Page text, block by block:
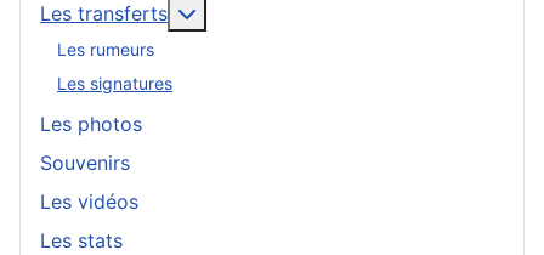
Les transferts
Les rumeurs
Les signatures
Les photos
Souvenirs
Les vidéos
Les stats